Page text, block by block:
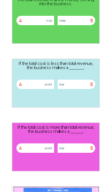
into the business.
A true B
false
If the total cost is less than total revenue,
the business makes a ________.
A profit B
loss
If the total cost is more than total revenue,
the business makes a _______.
A profit B
loss